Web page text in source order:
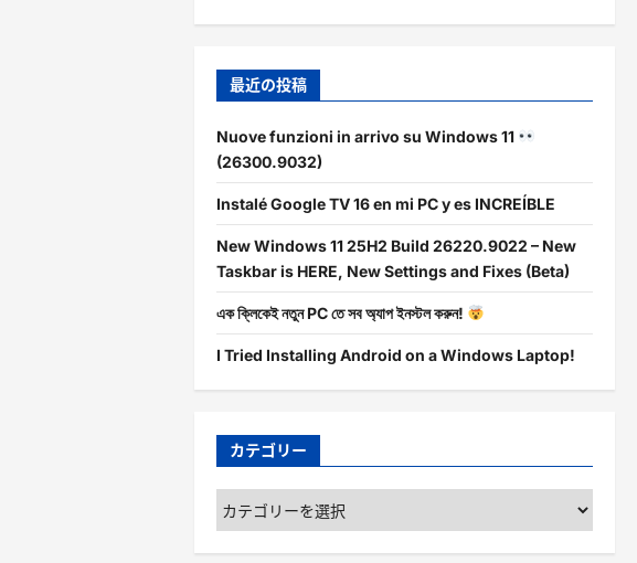
最近の投稿
Nuove funzioni in arrivo su Windows 11
(26300.9032)
Instalé Google TV 16 en mi PC y es INCREÍBLE
New Windows 11 25H2 Build 26220.9022 – New
Taskbar is HERE, New Settings and Fixes (Beta)
এক ক্লিকেই নতুন PC তে সব অ্যাপ ইনস্টল করুন!
I Tried Installing Android on a Windows Laptop!
カテゴリー
カ
テ
ゴ